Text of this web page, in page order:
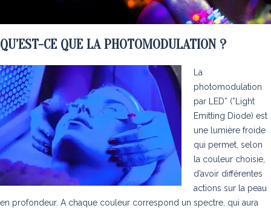
QU’EST-CE QUE LA PHOTOMODULATION ?
La
photomodulation
par LED* (*Light
Emitting Diode) est
une lumière froide
qui permet, selon
la couleur choisie,
d’avoir différentes
actions sur la peau
en profondeur. A chaque couleur correspond un spectre, qui aura